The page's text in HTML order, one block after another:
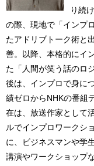
り続
の際、現地で「インプ
たアドリブトーク術と
善。以降、本格的にイ
た「人間が笑う話のロ
後は、インプロで身に
績ゼロからNHKの番組
在は、放送作家として
ルでインプロワークシ
に、ビジネスマンや学
講演やワークショップ